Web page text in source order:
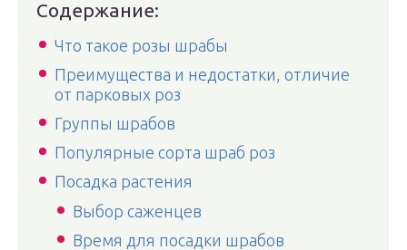
Содержание:
Что такое розы шрабы
Преимущества и недостатки, отличие
от парковых роз
Группы шрабов
Популярные сорта шраб роз
Посадка растения
Выбор саженцев
Время для посадки шрабов